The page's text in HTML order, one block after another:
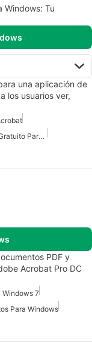
Windows: Tu
una aplicación de
los usuarios ver,
Lector De Pdf De Adobe Gratuito Para Android
PDF y
Acrobat Pro DC
Windows 7
Para Windows